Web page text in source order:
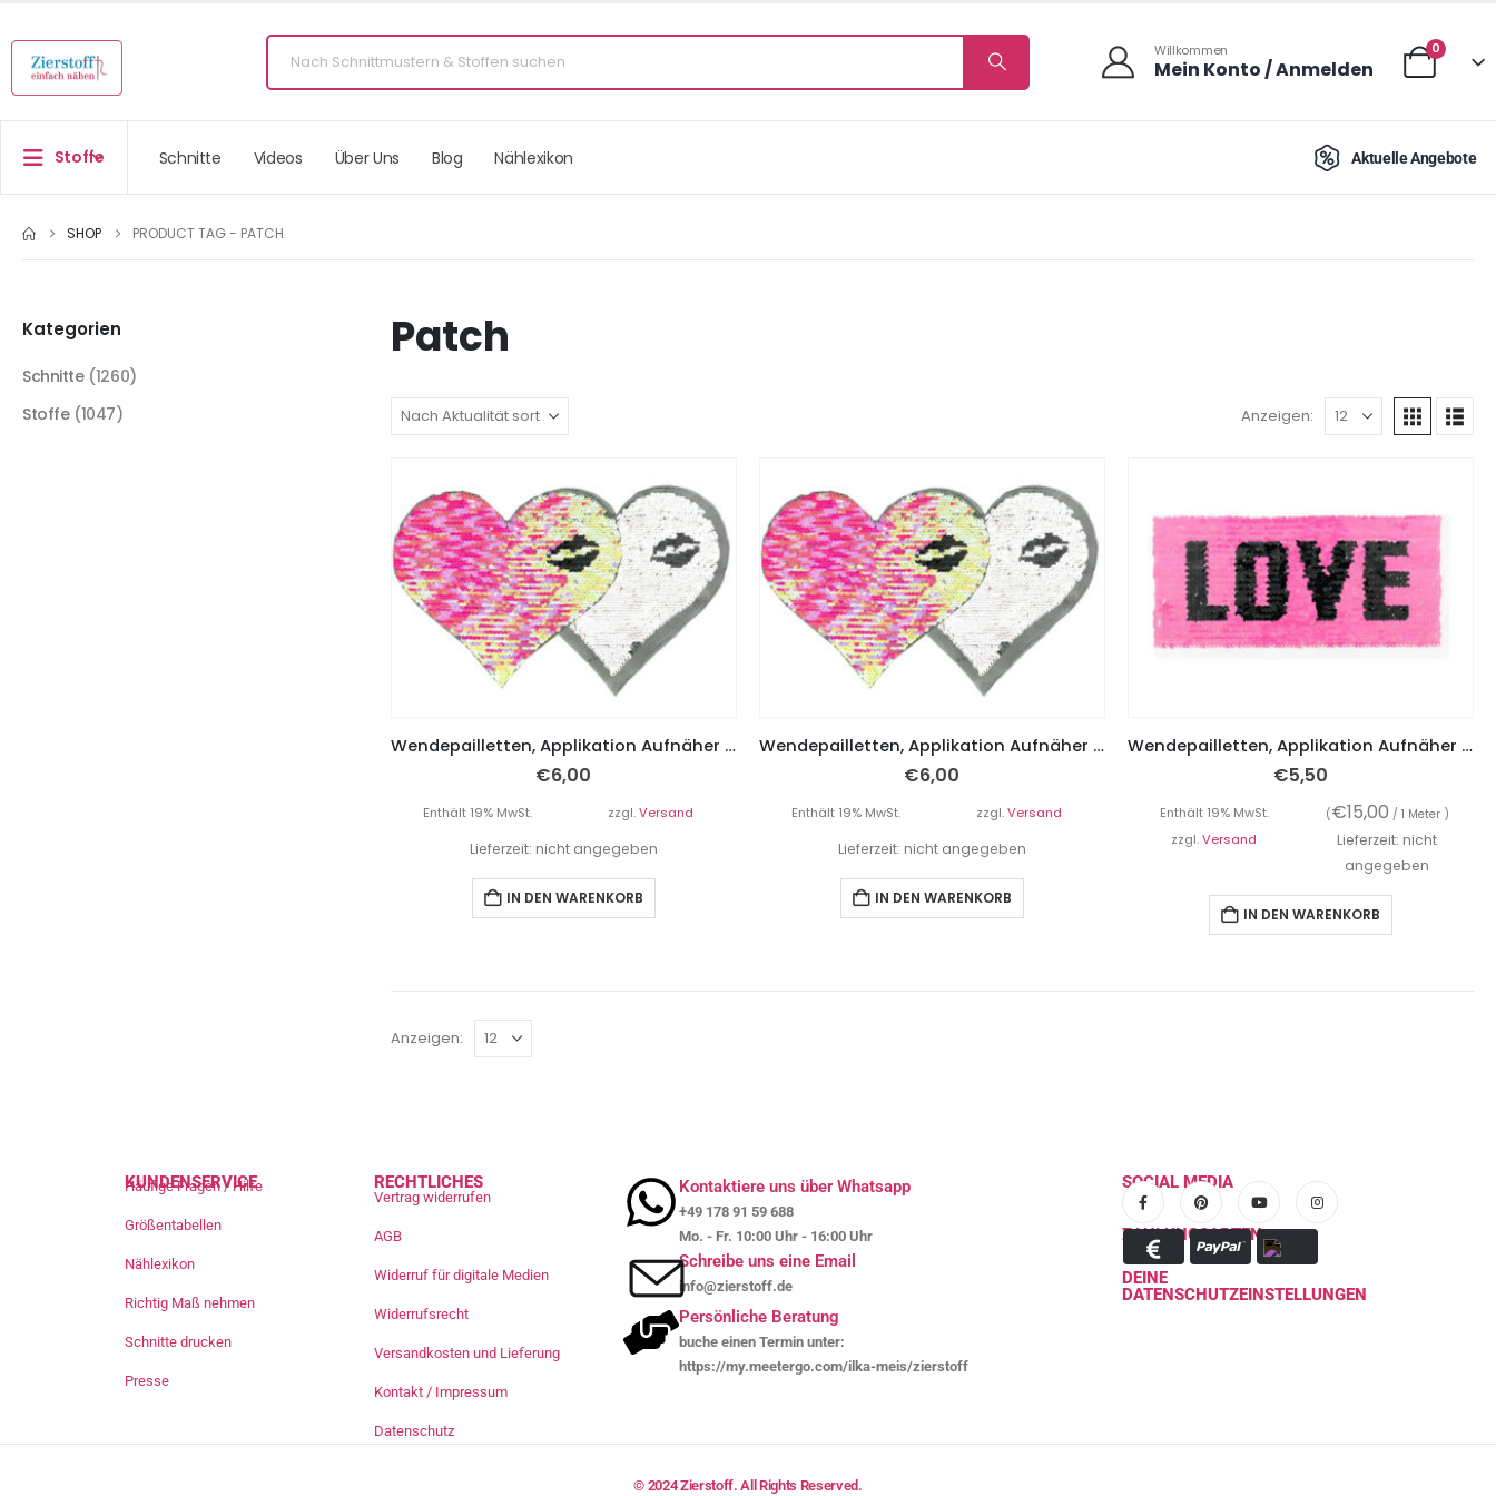
Willkommen
Mein Konto / Anmelden
0
Stoffe Schnitte Videos Über Uns Blog Nählexikon Aktuelle Angebote
SHOP PRODUCT TAG - PATCH
Patch
Anzeigen:
Wendepailletten, Applikation Aufnäher Herz mit Lippen
€6,00
Enthält 19% MwSt. zzgl.Versand
Lieferzeit: nicht angegeben
IN DEN WARENKORB
Wendepailletten, Applikation Aufnäher Herz mit Sterne
€6,00
Enthält 19% MwSt. zzgl.Versand
Lieferzeit: nicht angegeben
IN DEN WARENKORB
Wendepailletten, Applikation Aufnäher LOVE
€5,50
Enthält 19% MwSt. (€15,00 / 1 Meter )
zzgl.Versand
Lieferzeit: nicht
angegeben
IN DEN WARENKORB
Anzeigen:
Kategorien
Schnitte (1260)
Stoffe (1047)
KUNDENSERVICE
Häufige Fragen / Hilfe
Größentabellen
Nählexikon
Richtig Maß nehmen
Schnitte drucken
Presse
RECHTLICHES
Vertrag widerrufen
AGB
Widerruf für digitale Medien
Widerrufsrecht
Versandkosten und Lieferung
Kontakt / Impressum
Datenschutz
Kontaktiere uns über Whatsapp
+49 178 91 59 688
Mo. - Fr. 10:00 Uhr - 16:00 Uhr
Schreibe uns eine Email
info@zierstoff.de
Persönliche Beratung
buche einen Termin unter:
https://my.meetergo.com/ilka-meis/zierstoff
SOCIAL MEDIA
ZAHLUNGSARTEN
DEINE
DATENSCHUTZEINSTELLUNGEN
© 2024 Zierstoff. All Rights Reserved.